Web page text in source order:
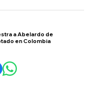
a Abelardo de
en Colombia